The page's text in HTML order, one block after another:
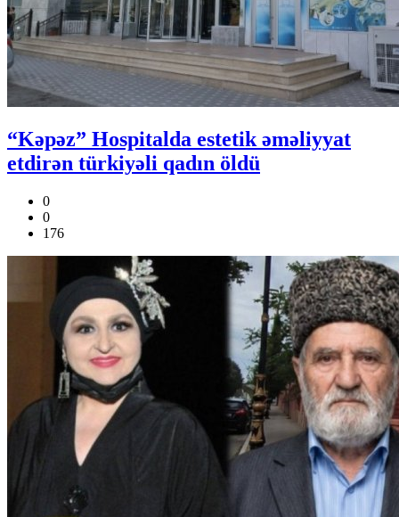
“Kəpəz” Hospitalda estetik əməliyyat
etdirən türkiyəli qadın öldü
0
0
176